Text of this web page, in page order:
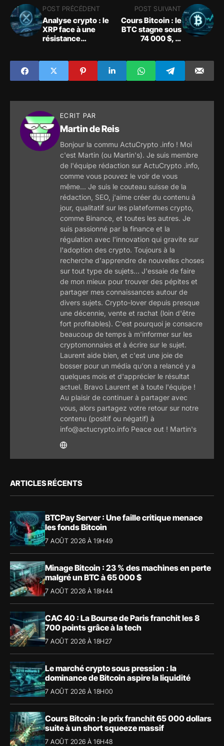
POST PRÉCÉDENT
Analyse crypto : le
XRP face à une
résistance
POST SUIVANT
Cours Bitcoin : le
BTC stagne sous
74 000 $, le
contexte macro
ECRIT PAR
Martin de Reis
Bonjour la commu ActuCrypto .info ! Moi
c'est Martin (ou Martin's). Je suis membre
de l'équipe rédaction sur ActuCrypto .info,
comme vous pouvez le voir de vous
même... Je suis le couteau suisse de la
rédaction, SEO, j'aime créer du contenu à
jour, qualitatif sur les plateformes crypto,
comme Binance, et toutes les autres. Je
suis passionné par la finance et la
régulation avec l'innovation qui gravite sur
l'adoption des crypto. Toujours à la
recherche d'apprendre de nouvelles choses
sur tout type de sujets... J'essaie de faire
de mon mieux pour trouver des pépites et
partager mes connaissances autour de
divers sujets. Crypto-lover depuis presque
une décennie, vente et rachat (loin d'être
fort profitables). C'est pourquoi je consacre
beaucoup de temps à m'informer sur les
cryptomonnaies et à écrire sur le sujet.
Laurent aide bien, et c'est une joie de
bosser pour un média qu'on a relancé y a
quelques mois et d'apprécier le résultat
actuel. Bravo Laurent et à toute l'équipe !
Au plaisir de continuer à partager avec
vous, alors partagez votre retour sur notre
contenu (positif ou négatif) à
info@actucrypto.info Peace out ! Martin's
ARTICLES RÉCENTS
BTCPay Server : Une faille critique menace
les fonds Bitcoin
7 AOÛT 2026 À 19H49
Minage Bitcoin : 23 % des machines en perte
malgré un BTC à 65 000 $
7 AOÛT 2026 À 18H44
CAC 40 : La Bourse de Paris franchit les 8
700 points grâce à la tech
7 AOÛT 2026 À 18H27
Le marché crypto sous pression : la
dominance de Bitcoin aspire la liquidité
7 AOÛT 2026 À 18H00
Cours Bitcoin : le prix franchit 65 000 dollars
suite à un short squeeze massif
7 AOÛT 2026 À 16H48